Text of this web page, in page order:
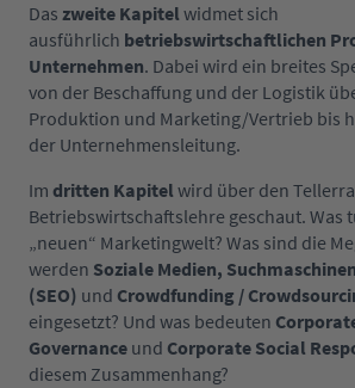
Das zweite Kapitel widmet sich
ausführlich betriebswirtschaftlichen
Unternehmen. Dabei wird ein breites
von der Beschaffung und der Logistik
Produktion und Marketing/Vertrieb bis
der Unternehmensleitung.
Im dritten Kapitel wird über den
Betriebswirtschaftslehre geschaut. Was
„neuen“ Marketingwelt? Was sind die
werden Soziale Medien,
(SEO) und Crowdfunding /
eingesetzt? Und was bedeuten
Governance und Corporate Social
diesem Zusammenhang?